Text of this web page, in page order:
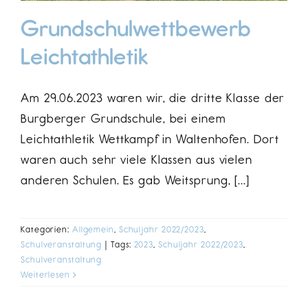
Grundschulwettbewerb
Leichtathletik
Am 29.06.2023 waren wir, die dritte Klasse der
Burgberger Grundschule, bei einem
Leichtathletik Wettkampf in Waltenhofen. Dort
waren auch sehr viele Klassen aus vielen
anderen Schulen. Es gab Weitsprung, [...]
Kategorien: Allgemein, Schuljahr 2022/2023,
Schulveranstaltung
Tags: 2023, Schuljahr 2022/2023,
Schulveranstaltung
Weiterlesen